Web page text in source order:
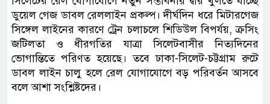
ডুয়েল গেজ ডাবল রেললাইন প্রকল্প। দীর্ঘদিন ধরে মিটারগেজ
সিঙ্গেল লাইনের কারণে ট্রেন চলাচলে শিডিউল বিপর্যয়, ক্রসিং
জটিলতা ও ধীরগতির যাত্রা সিলেটবাসীর নিত্যদিনের
ভোগান্তিতে পরিণত হয়েছে। তবে ঢাকা-সিলেট-চট্টগ্রাম রুটে
ডাবল লাইন চালু হলে রেল যোগাযোগে বড় পরিবর্তন আসবে
বলে আশা সংশ্লিষ্টদের।